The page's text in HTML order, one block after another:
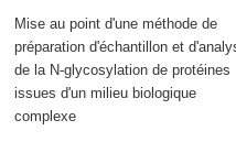
Mise au point d'une méthode de
préparation d'échantillon et
de la N-glycosylation de protéines
issues d'un milieu biologique
complexe